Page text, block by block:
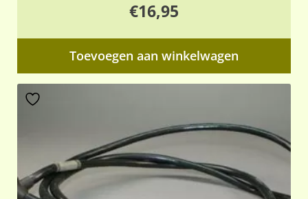
€16,95
Toevoegen aan winkelwagen